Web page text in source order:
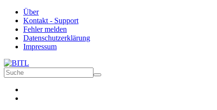
Über
Kontakt - Support
Fehler melden
Datenschutzerklärung
Impressum